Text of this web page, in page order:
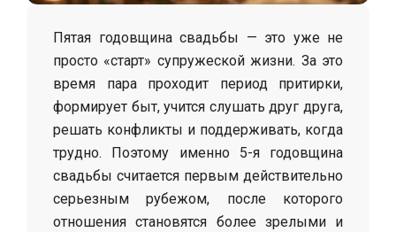
Пятая годовщина свадьбы — это уже не
просто «старт» супружеской жизни. За это
время пара проходит период притирки,
формирует быт, учится слушать друг друга,
решать конфликты и поддерживать, когда
трудно. Поэтому именно 5-я годовщина
свадьбы считается первым действительно
серьезным рубежом, после которого
отношения становятся более зрелыми и